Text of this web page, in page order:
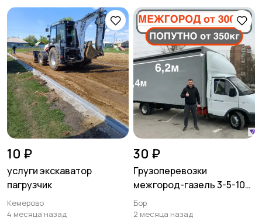
10 ₽
услуги экскаватор
пагрузчик
Кемерово
4 месяца назад
30 ₽
Грузоперевозки
межгород-газель 3-5-10
тонн
Бор
2 месяца назад